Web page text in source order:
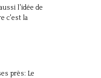
l'idée de
c'est la
près: Le